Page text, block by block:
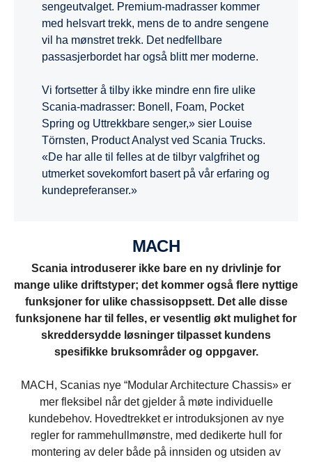
sengeutvalget. Premium-madrasser kommer
med helsvart trekk, mens de to andre sengene
vil ha mønstret trekk. Det nedfellbare
passasjerbordet har også blitt mer moderne.
Vi fortsetter å tilby ikke mindre enn fire ulike
Scania-madrasser: Bonell, Foam, Pocket
Spring og Uttrekkbare senger,» sier Louise
Törnsten, Product Analyst ved Scania Trucks.
«De har alle til felles at de tilbyr valgfrihet og
utmerket sovekomfort basert på vår erfaring og
kundepreferanser.»
MACH
Scania introduserer ikke bare en ny drivlinje for
mange ulike driftstyper; det kommer også flere nyttige
funksjoner for ulike chassisoppsett. Det alle disse
funksjonene har til felles, er vesentlig økt mulighet for
skreddersydde løsninger tilpasset kundens
spesifikke bruksområder og oppgaver.
MACH, Scanias nye “Modular Architecture Chassis» er
mer fleksibel når det gjelder å møte individuelle
kundebehov. Hovedtrekket er introduksjonen av nye
regler for rammehullmønstre, med dedikerte hull for
montering av deler både på innsiden og utsiden av